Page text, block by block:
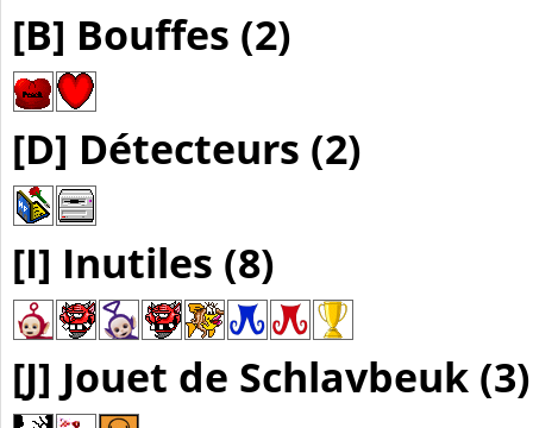
[B] Bouffes (2)
[D] Détecteurs (2)
[I] Inutiles (8)
[J] Jouet de Schlavbeuk (3)